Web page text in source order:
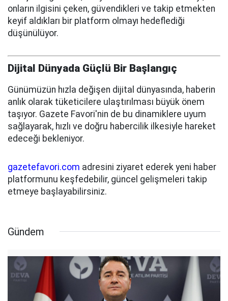
onların ilgisini çeken, güvendikleri ve takip etmekten
keyif aldıkları bir platform olmayı hedeflediği
düşünülüyor.
Dijital Dünyada Güçlü Bir Başlangıç
Günümüzün hızla değişen dijital dünyasında, haberin
anlık olarak tüketicilere ulaştırılması büyük önem
taşıyor. Gazete Favori'nin de bu dinamiklere uyum
sağlayarak, hızlı ve doğru habercilik ilkesiyle hareket
edeceği bekleniyor.
gazetefavori.com adresini ziyaret ederek yeni haber
platformunu keşfedebilir, güncel gelişmeleri takip
etmeye başlayabilirsiniz.
Gündem